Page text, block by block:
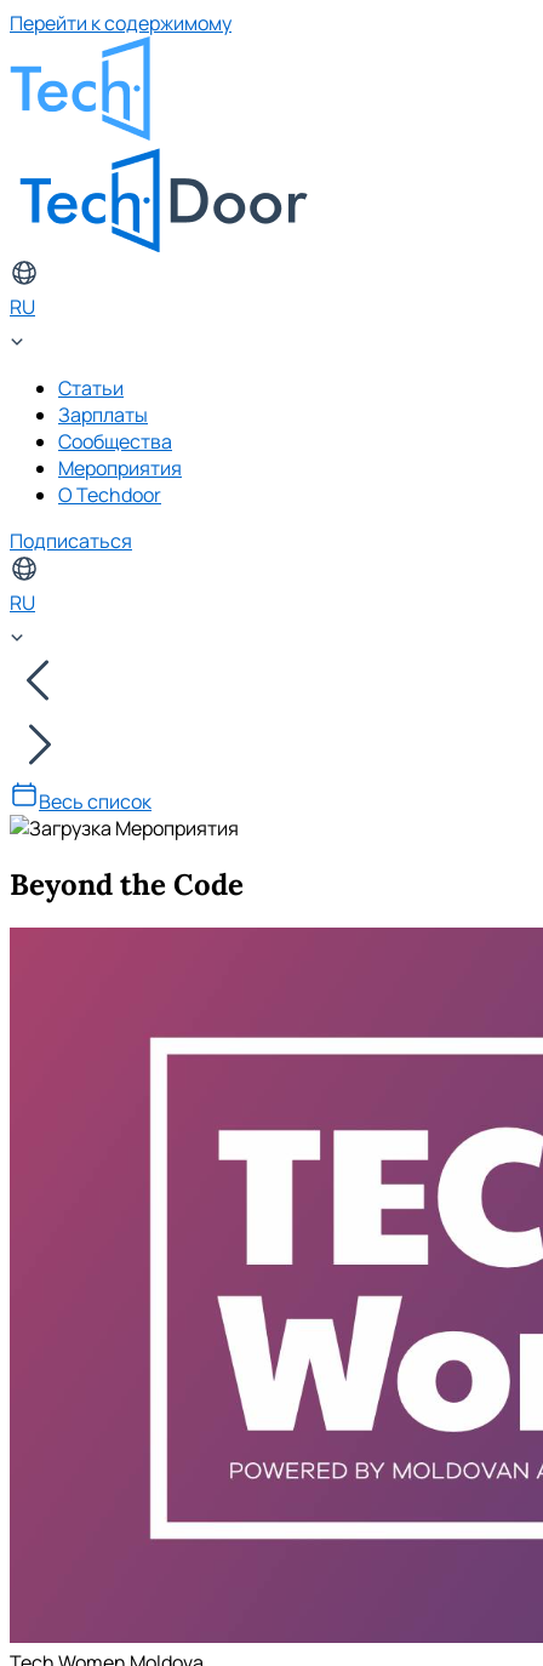
Перейти к содержимому
RU
Статьи
Зарплаты
Сообщества
Мероприятия
О Techdoor
Подписаться
RU
Весь список
Beyond the Code